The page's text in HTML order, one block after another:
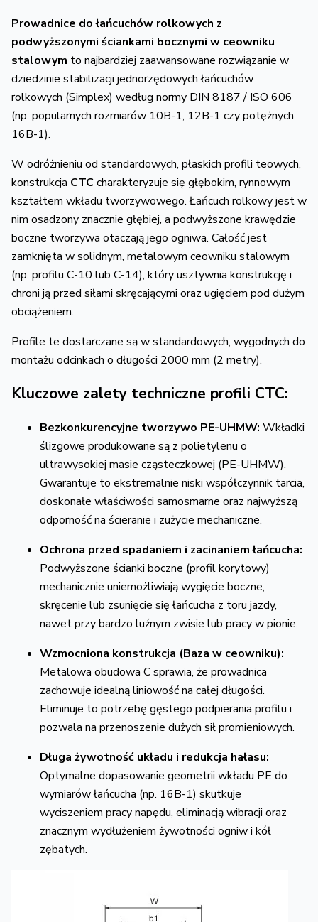
Prowadnice do łańcuchów rolkowych z
podwyższonymi ściankami bocznymi w ceowniku
stalowym to najbardziej zaawansowane rozwiązanie w
dziedzinie stabilizacji jednorzędowych łańcuchów
rolkowych (Simplex) według normy DIN 8187 / ISO 606
(np. popularnych rozmiarów 10B-1, 12B-1 czy potężnych
16B-1).
W odróżnieniu od standardowych, płaskich profili teowych,
konstrukcja CTCcharakteryzuje się głębokim, rynnowym
kształtem wkładu tworzywowego. Łańcuch rolkowy jest w
nim osadzony znacznie głębiej, a podwyższone krawędzie
boczne tworzywa otaczają jego ogniwa. Całość jest
zamknięta w solidnym, metalowym ceowniku stalowym
(np. profilu C-10 lub C-14), który usztywnia konstrukcję i
chroni ją przed siłami skręcającymi oraz ugięciem pod dużym
obciążeniem.
Profile te dostarczane są w standardowych, wygodnych do
montażu odcinkach o długości 2000 mm (2 metry).
Kluczowe zalety techniczne profili CTC:
Bezkonkurencyjne tworzywo PE-UHMW: Wkładki
ślizgowe produkowane są z polietylenu o
ultrawysokiej masie cząsteczkowej (PE-UHMW).
Gwarantuje to ekstremalnie niski współczynnik tarcia,
doskonałe właściwości samosmarne oraz najwyższą
odporność na ścieranie i zużycie mechaniczne.
Ochrona przed spadaniem i zacinaniem łańcucha:
Podwyższone ścianki boczne (profil korytowy)
mechanicznie uniemożliwiają wygięcie boczne,
skręcenie lub zsunięcie się łańcucha z toru jazdy,
nawet przy bardzo luźnym zwisie lub pracy w pionie.
Wzmocniona konstrukcja (Baza w ceowniku):
Metalowa obudowa C sprawia, że prowadnica
zachowuje idealną liniowość na całej długości.
Eliminuje to potrzebę gęstego podpierania profilu i
pozwala na przenoszenie dużych sił promieniowych.
Długa żywotność układu i redukcja hałasu:
Optymalne dopasowanie geometrii wkładu PE do
wymiarów łańcucha (np. 16B-1) skutkuje
wyciszeniem pracy napędu, eliminacją wibracji oraz
znacznym wydłużeniem żywotności ogniw i kół
zębatych.